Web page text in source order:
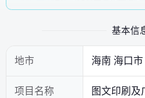
基本信
地市 海南 海口市
项目名称 图文印刷及